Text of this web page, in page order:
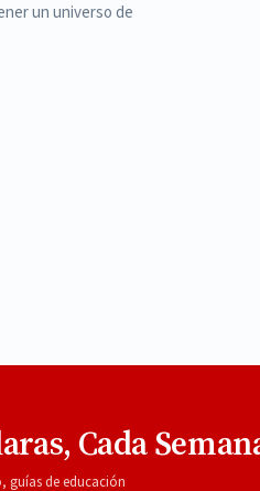
un universo de
Cada
guías de educación